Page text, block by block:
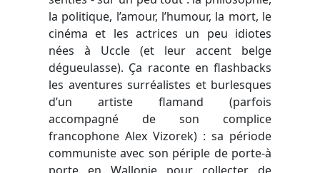
la politique, l’amour, l’humour, la mort, le
cinéma et les actrices un peu idiotes
nées à Uccle (et leur accent belge
dégueulasse). Ça raconte en flashbacks
les aventures surréalistes et burlesques
d’un artiste flamand (parfois
accompagné de son complice
francophone Alex Vizorek) : sa période
communiste avec son périple de porte-à